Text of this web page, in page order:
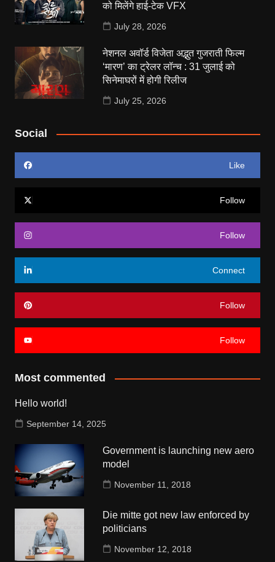
को मिलेंगे हाई-टेक VFX
July 28, 2026
नेशनल अवॉर्ड विजेता अद्भुत गुजराती फिल्म
‘मारण’ का ट्रेलर लॉन्च : 31 जुलाई को
सिनेमाघरों में होगी रिलीज
July 25, 2026
Social
Like
Follow
Follow
Connect
Follow
Follow
Most commented
Hello world!
September 14, 2025
Government is launching new aero
model
November 11, 2018
Die mitte got new law enforced by
politicians
November 12, 2018